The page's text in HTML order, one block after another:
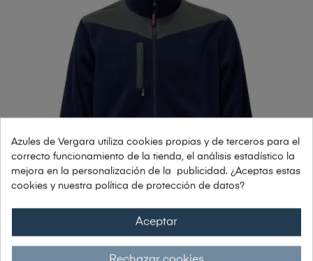
Azules de Vergara utiliza cookies propias y de terceros para el
correcto funcionamiento de la tienda, el análisis estadístico la
mejora en la personalización de la publicidad. ¿Aceptas estas
cookies y nuestra política de protección de datos?
Aceptar